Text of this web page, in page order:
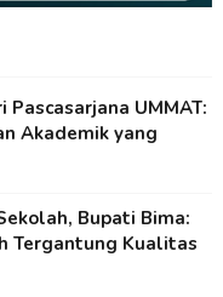
UMMAT:
Akademik yang
Bupati Bima:
Tergantung Kualitas